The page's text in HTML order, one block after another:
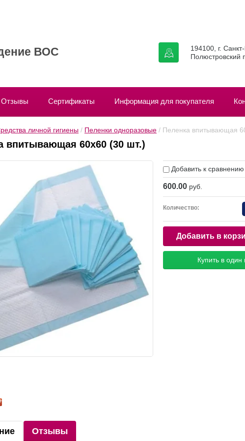
ВОС
194100, г.
Полюстровский
Отзывы Сертификаты Информация для покупателя
личной гигиены / Пеленки одноразовые / Пеленка впитывающая
впитывающая 60х60 (30 шт.)
Добавить к сравнению
600.00 руб.
Количество:
Добавить в
Купить в один
Отзывы